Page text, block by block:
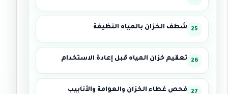
شطف الخزان بالمياه النظيفة
تعقيم خزان المياه قبل إعادة الاستخدام
فحص غطاء الخزان والعوامة والأنابيب